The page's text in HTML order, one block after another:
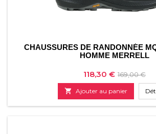
CHAUSSURES DE RANDONNÉE
HOMME MERRELL
Prix
118,30 € Prix
de
base
169,00 €
 Ajouter au panier